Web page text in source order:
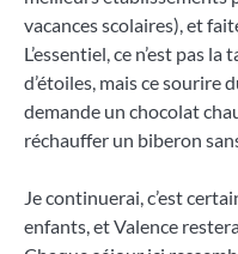
vacances scolaires), et
L’essentiel, ce n’est pas
d’étoiles, mais ce
demande un chocolat
réchauffer un biberon
Je continuerai, c’est
enfants, et Valence